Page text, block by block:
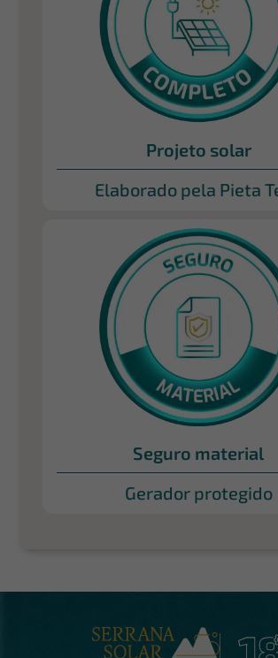
Projeto solar
Elaborado pela Pieta
Seguro material
Gerador protegido